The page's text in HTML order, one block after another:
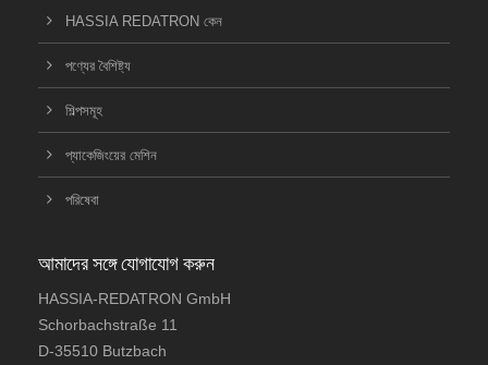
HASSIA REDATRON কেন
পণ্যের বৈশিষ্ট্য
শিল্পসমূহ
প্যাকেজিংয়ের মেশিন
পরিষেবা
আমাদের সঙ্গে যোগাযোগ করুন
HASSIA-REDATRON GmbH
Schorbachstraße 11
D-35510 Butzbach